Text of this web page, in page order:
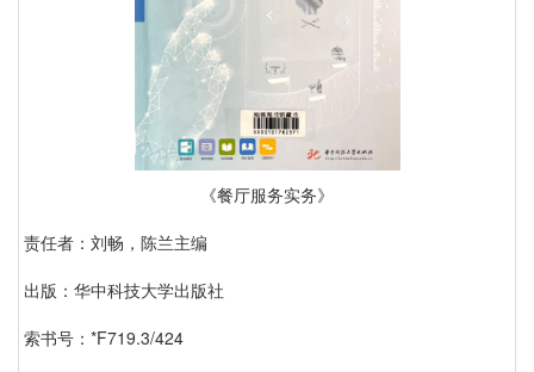
《餐厅服务实务》
责任者：刘畅，陈兰主编
出版：华中科技大学出版社
索书号：*F719.3/424